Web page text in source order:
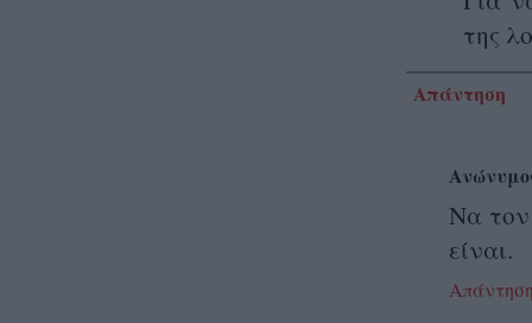
της
Απάντηση
Να τον
είναι.